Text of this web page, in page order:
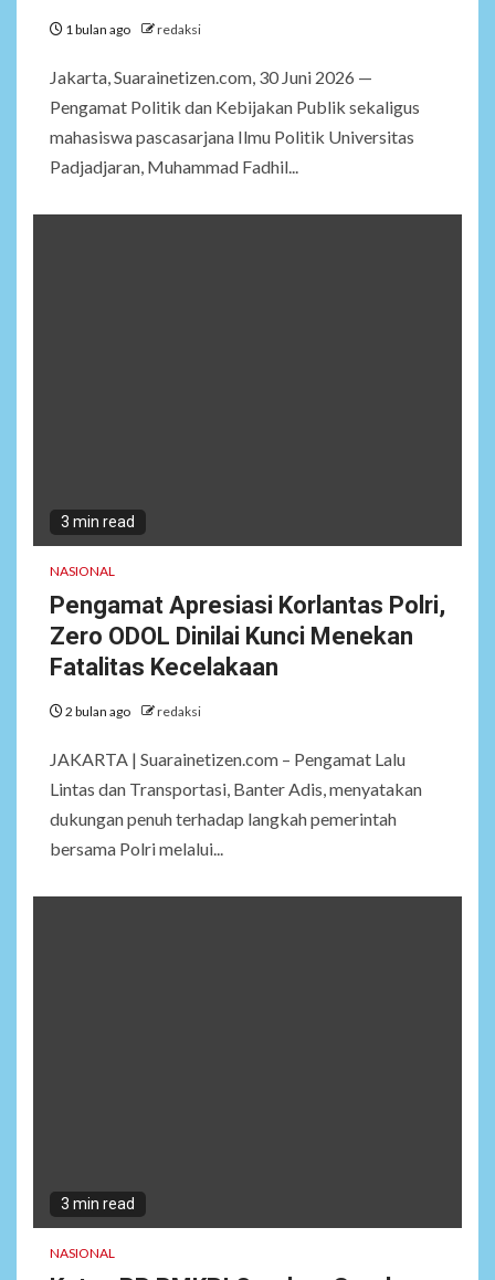
1 bulan ago redaksi
Jakarta, Suarainetizen.com, 30 Juni 2026 —
Pengamat Politik dan Kebijakan Publik sekaligus
mahasiswa pascasarjana Ilmu Politik Universitas
Padjadjaran, Muhammad Fadhil...
3 min read
NASIONAL
Pengamat Apresiasi Korlantas Polri,
Zero ODOL Dinilai Kunci Menekan
Fatalitas Kecelakaan
2 bulan ago redaksi
JAKARTA | Suarainetizen.com – Pengamat Lalu
Lintas dan Transportasi, Banter Adis, menyatakan
dukungan penuh terhadap langkah pemerintah
bersama Polri melalui...
3 min read
NASIONAL